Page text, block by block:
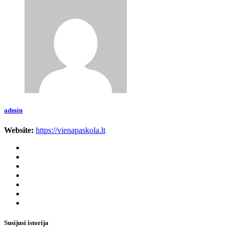
admin
Website: https://vienapaskola.lt
Susijusi istorija